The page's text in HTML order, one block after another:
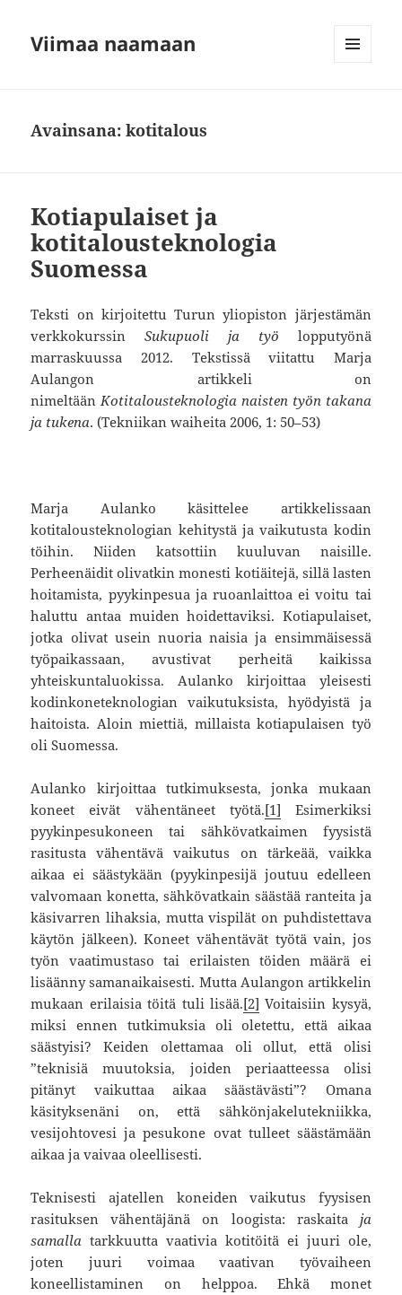
Viimaa naamaan
Avainsana:kotitalous
Kotiapulaiset ja
kotitalousteknologia
Suomessa
Teksti on kirjoitettu Turun yliopiston järjestämän
verkkokurssinSukupuoli ja työ lopputyönä
marraskuussa 2012. Tekstissä viitattu Marja
Aulangon artikkeli on
nimeltäänKotitalousteknologia naisten työn takana
ja tukena. (Tekniikan waiheita 2006, 1: 50–53)
Marja Aulanko käsittelee artikkelissaan
kotitalousteknologian kehitystä ja vaikutusta kodin
töihin. Niiden katsottiin kuuluvan naisille.
Perheenäidit olivatkin monesti kotiäitejä, sillä lasten
hoitamista, pyykinpesua ja ruoanlaittoa ei voitu tai
haluttu antaa muiden hoidettaviksi. Kotiapulaiset,
jotka olivat usein nuoria naisia ja ensimmäisessä
työpaikassaan, avustivat perheitä kaikissa
yhteiskuntaluokissa. Aulanko kirjoittaa yleisesti
kodinkoneteknologian vaikutuksista, hyödyistä ja
haitoista. Aloin miettiä, millaista kotiapulaisen työ
oli Suomessa.
Aulanko kirjoittaa tutkimuksesta, jonka mukaan
koneet eivät vähentäneet työtä.[1] Esimerkiksi
pyykinpesukoneen tai sähkövatkaimen fyysistä
rasitusta vähentävä vaikutus on tärkeää, vaikka
aikaa ei säästykään (pyykinpesijä joutuu edelleen
valvomaan konetta, sähkövatkain säästää ranteita ja
käsivarren lihaksia, mutta vispilät on puhdistettava
käytön jälkeen). Koneet vähentävät työtä vain, jos
työn vaatimustaso tai erilaisten töiden määrä ei
lisäänny samanaikaisesti. Mutta Aulangon artikkelin
mukaan erilaisia töitä tuli lisää.[2] Voitaisiin kysyä,
miksi ennen tutkimuksia oli oletettu, että aikaa
säästyisi? Keiden olettamaa oli ollut, että olisi
”teknisiä muutoksia, joiden periaatteessa olisi
pitänyt vaikuttaa aikaa säästävästi”? Omana
käsityksenäni on, että sähkönjakelutekniikka,
vesijohtovesi ja pesukone ovat tulleet säästämään
aikaa ja vaivaa oleellisesti.
Teknisesti ajatellen koneiden vaikutus fyysisen
rasituksen vähentäjänä on loogista: raskaita ja
samalla tarkkuutta vaativia kotitöitä ei juuri ole,
joten juuri voimaa vaativan työvaiheen
koneellistaminen on helppoa. Ehkä monet